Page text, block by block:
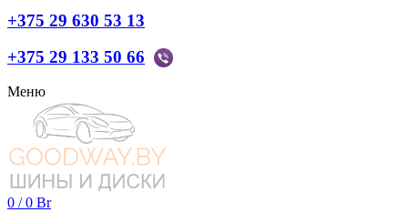
+375 29 630 53 13
+375 29 133 50 66
Меню
0 / 0 Br